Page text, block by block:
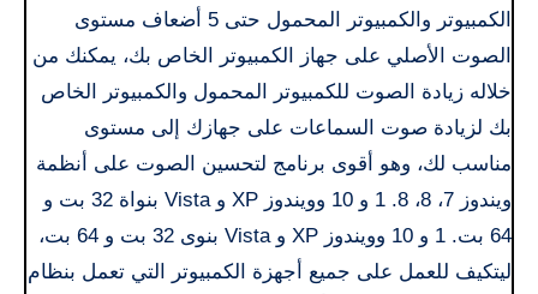
الكمبيوتر والكمبيوتر المحمول حتى 5 أضعاف مستوى
الصوت الأصلي على جهاز الكمبيوتر الخاص بك، يمكنك من
خلاله زيادة الصوت للكمبيوتر المحمول والكمبيوتر الخاص
بك لزيادة صوت السماعات على جهازك إلى مستوى
مناسب لك، وهو أقوى برنامج لتحسين الصوت على أنظمة
ويندوز 7، 8، 8. 1 و 10 وويندوز XP و Vista بنواة 32 بت و
64 بت. 1 و 10 وويندوز XP و Vista بنوى 32 بت و 64 بت،
ليتكيف للعمل على جميع أجهزة الكمبيوتر التي تعمل بنظام